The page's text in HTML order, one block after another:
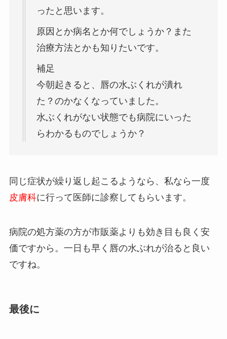
ったと思います。
原因とか病名とか何でしょうか？また
治療方法とかも知りたいです。
補足
今朝起きると、唇の水ぶくれが潰れ
た？のかなくなっていました。
水ぶくれがない状態でも病院にいった
らわかるものでしょうか？
同じ症状が繰り返し起こるようなら、私なら一度
皮膚科に行って医師に診察してもらいます。
病院の処方薬の方が市販薬よりも効き目も良く安
価ですから。一日も早く唇の水ぶれが治ると良い
ですね。
最後に